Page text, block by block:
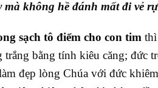
mà không hề đánh mất đi vẻ
sạch tô điểm cho con tim thì
trắng bằng tính kiêu căng; đức
đẹp lòng Chúa với đức